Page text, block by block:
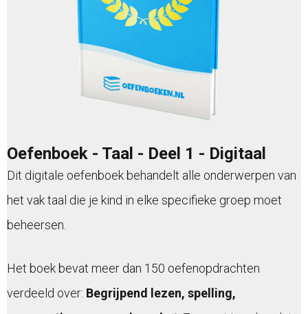
Oefenboek - Taal - Deel 1 - Digitaal
Dit digitale oefenboek behandelt alle onderwerpen van
het vak taal die je kind in elke specifieke groep moet
beheersen.
Het boek bevat meer dan 150 oefenopdrachten
verdeeld over: Begrijpend lezen, spelling,